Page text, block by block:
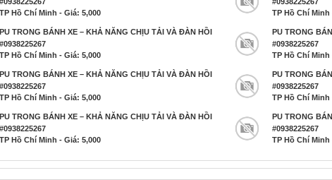
TP Hồ Chí Minh - Giá: 5,000
TP Hồ Chí Minh
PU TRONG BÁNH XE – KHẢ NĂNG CHỊU TẢI VÀ ĐÀN HỒI
#0938225267
TP Hồ Chí Minh - Giá: 5,000
PU TRONG
#0938225267
TP Hồ Chí Minh
PU TRONG BÁNH XE – KHẢ NĂNG CHỊU TẢI VÀ ĐÀN HỒI
#0938225267
TP Hồ Chí Minh - Giá: 5,000
PU TRONG
#0938225267
TP Hồ Chí Minh
PU TRONG BÁNH XE – KHẢ NĂNG CHỊU TẢI VÀ ĐÀN HỒI
#0938225267
TP Hồ Chí Minh - Giá: 5,000
PU TRONG
#0938225267
TP Hồ Chí Minh